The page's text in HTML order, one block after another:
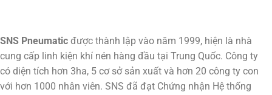
SNS Pneumatic được thành lập vào năm 1999, hiện là nhà
cung cấp linh kiện khí nén hàng đầu tại Trung Quốc. Công ty
có diện tích hơn 3ha, 5 cơ sở sản xuất và hơn 20 công ty con
với hơn 1000 nhân viên. SNS đã đạt Chứng nhận Hệ thống